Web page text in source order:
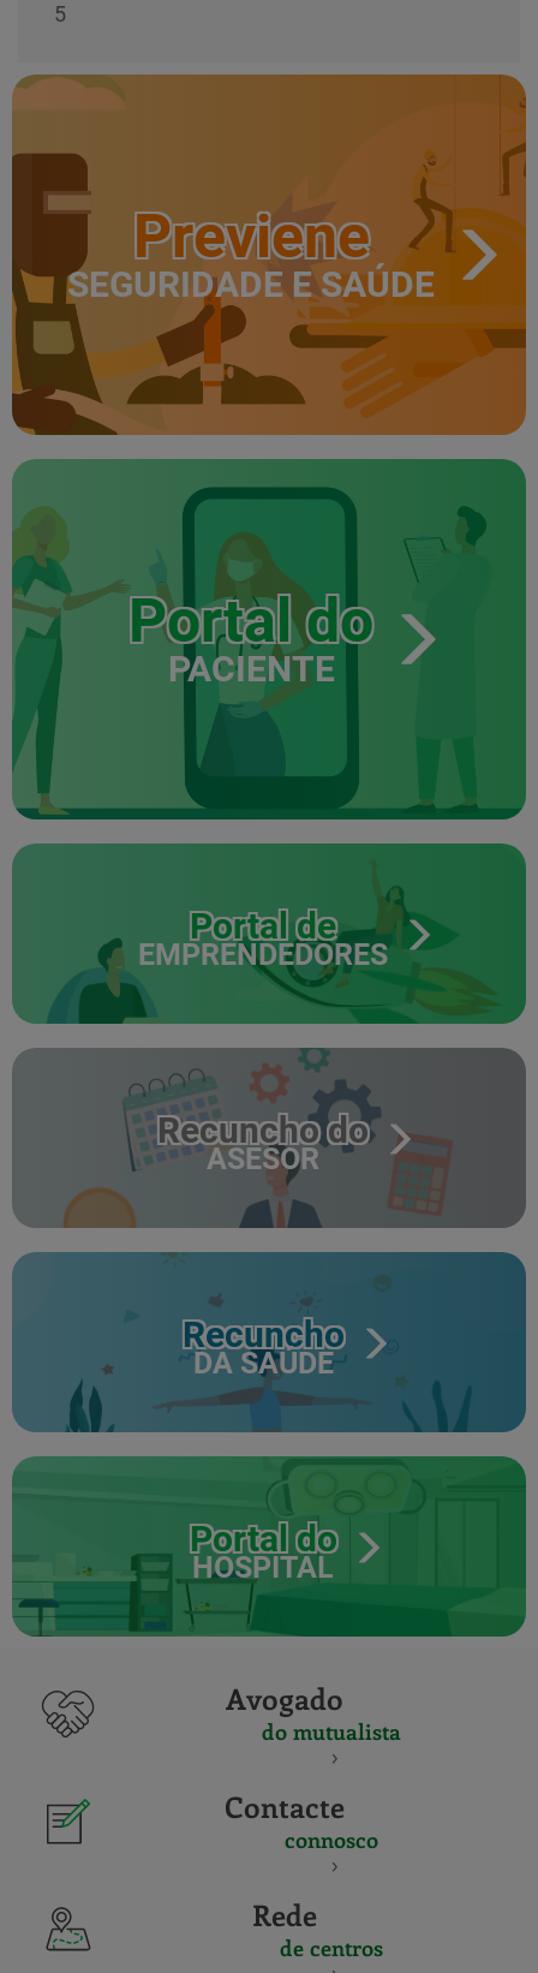
5
Previene
SEGURIDADE E SAÚDE
Portal do
PACIENTE
Portal de
EMPRENDEDORES
Recuncho do
ASESOR
Recuncho
DA SAÚDE
Portal do
HOSPITAL
Avogado
do mutualista
Contacte
connosco
Rede
de centros